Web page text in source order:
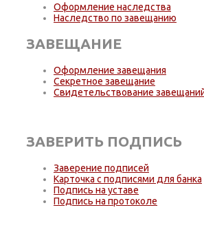
Оформление наследства
Наследство по завещанию
ЗАВЕЩАНИЕ
Оформление завещания
Секретное завещание
Свидетельствование
ЗАВЕРИТЬ ПОДПИСЬ
Заверение подписей
Карточка с подписями для банка
Подпись на уставе
Подпись на протоколе